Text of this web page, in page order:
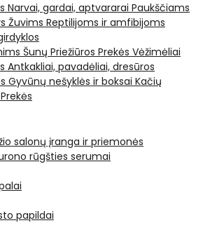
Narvai, gardai, aptvararai Paukščiams
Žuvims Reptilijoms ir amfibijoms
Šunų Priežiūros Prekės Vėžimėliai
Antkakliai, pavadėliai, dresūros
Gyvūnų nešyklės ir boksai Kačių
salonų įranga ir priemonės
rūgšties serumai
papildai